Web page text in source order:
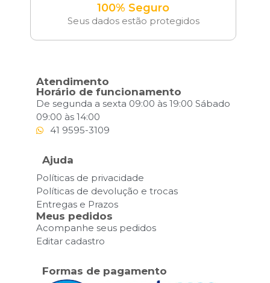
100% Seguro
Seus dados estão protegidos
Atendimento
Horário de funcionamento
De segunda a sexta 09:00 às 19:00 Sábado
09:00 às 14:00
41 9595-3109
Ajuda
Políticas de privacidade
Políticas de devolução e trocas
Entregas e Prazos
Meus pedidos
Acompanhe seus pedidos
Editar cadastro
Formas de pagamento